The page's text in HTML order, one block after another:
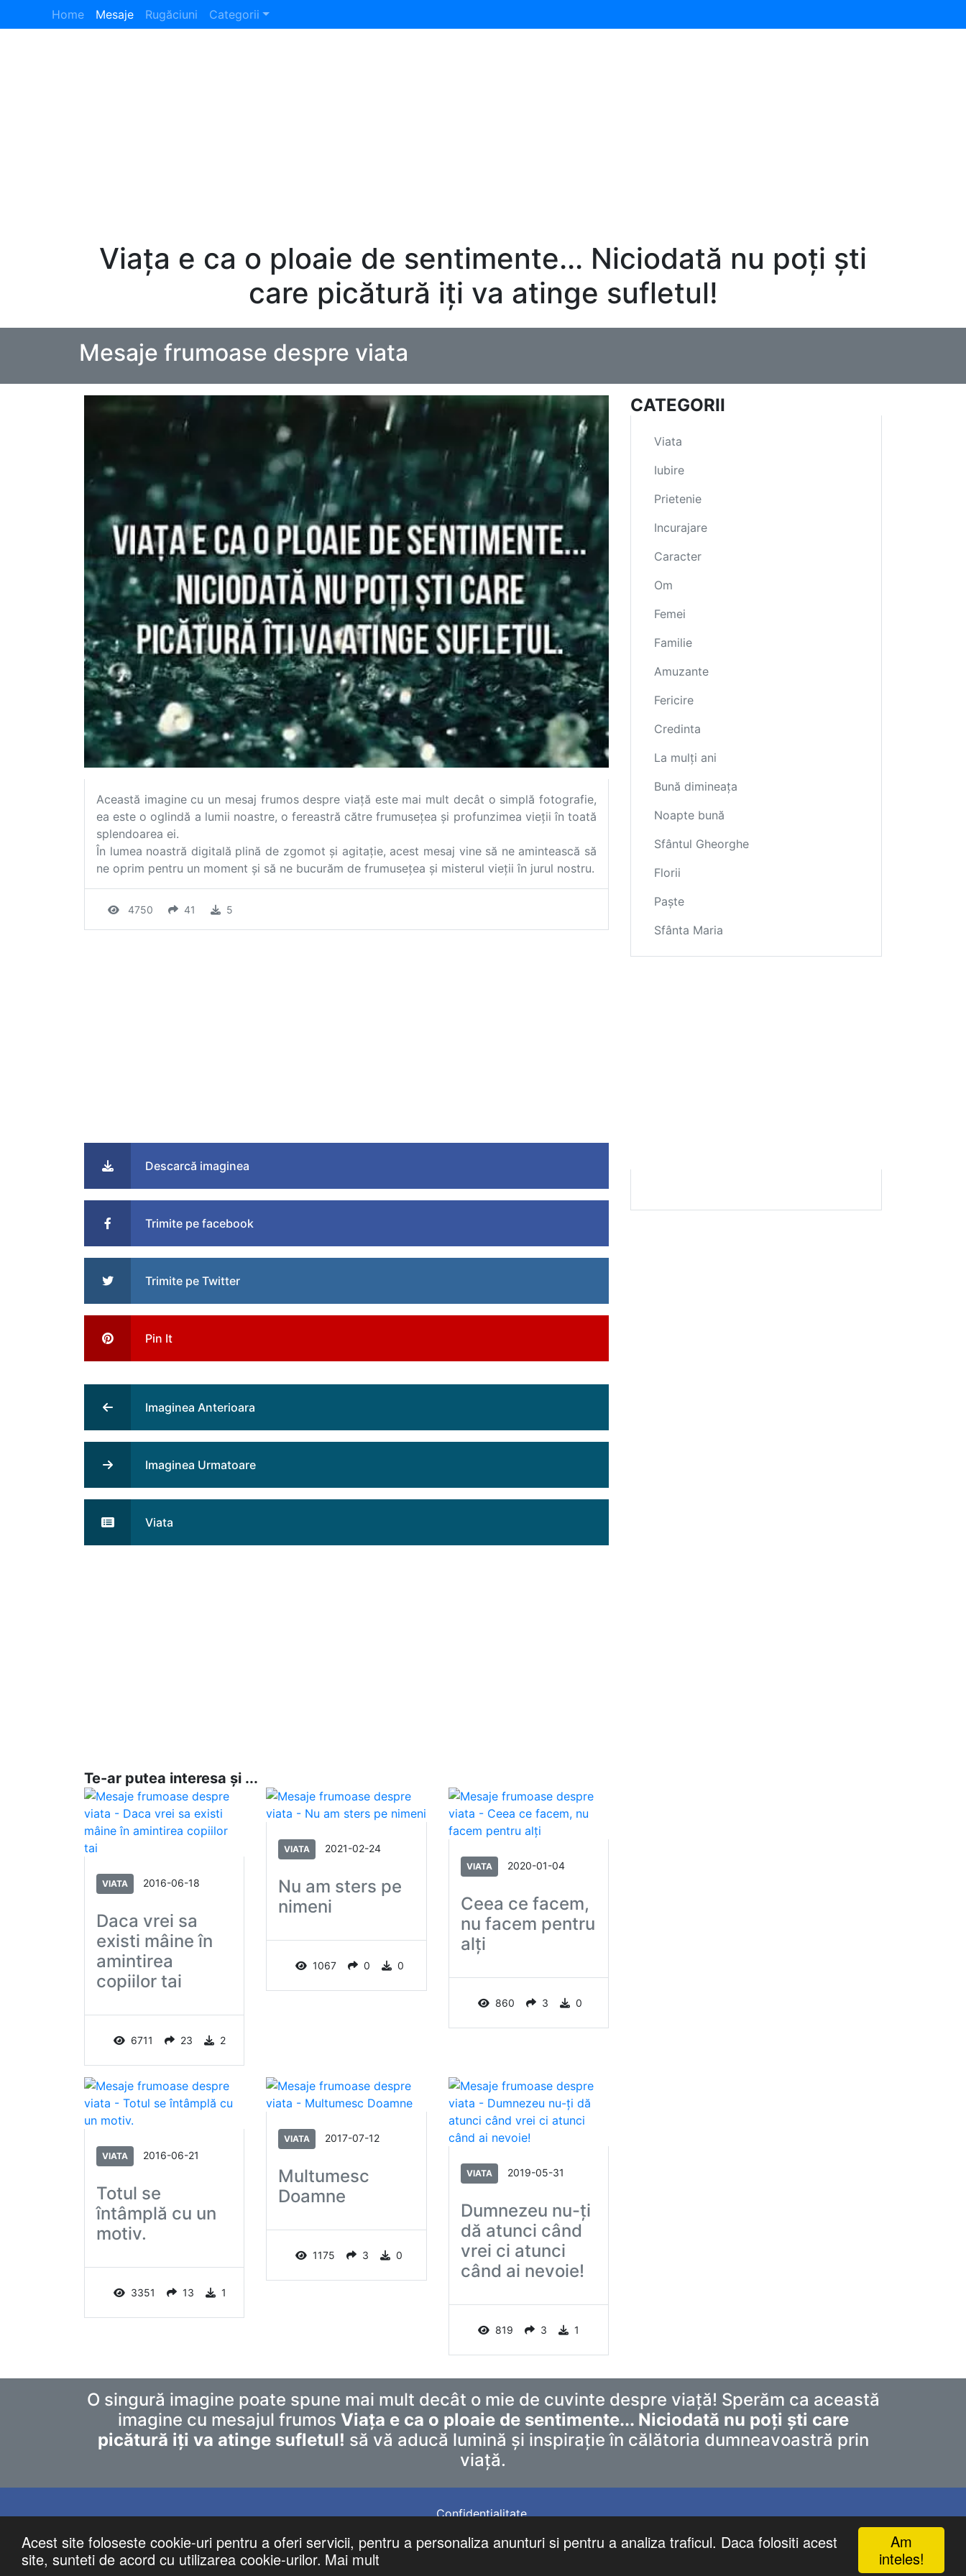
Am
inteles!
Acest site foloseste cookie-uri pentru a oferi servicii, pentru a personaliza anunturi si pentru a analiza traficul. Daca folositi acest
site, sunteti de acord cu utilizarea cookie-urilor. Mai mult
Home Mesaje Rugăciuni Categorii
Viața e ca o ploaie de sentimente... Niciodată nu poți ști
care picătură iți va atinge sufletul!
Mesaje frumoase despre viata
Această imagine cu un mesaj frumos despre viață este mai mult decât o simplă fotografie,
ea este o oglindă a lumii noastre, o fereastră către frumusețea și profunzimea vieții în toată
splendoarea ei.
În lumea noastră digitală plină de zgomot și agitație, acest mesaj vine să ne amintească să
ne oprim pentru un moment și să ne bucurăm de frumusețea și misterul vieții în jurul nostru.
4750 41 5
Descarcă imaginea
Trimite pe facebook
Trimite pe Twitter
Pin It
Imaginea Anterioara
Imaginea Urmatoare
Viata
Te-ar putea interesa și ...
VIATA 2016-06-18
Daca vrei sa
existi mâine în
amintirea
copiilor tai
6711 23 2
VIATA 2021-02-24
Nu am sters pe
nimeni
1067 0 0
VIATA 2020-01-04
Ceea ce facem,
nu facem pentru
alţi
860 3 0
VIATA 2016-06-21
Totul se
întâmplă cu un
motiv.
3351 13 1
VIATA 2017-07-12
Multumesc
Doamne
1175 3 0
VIATA 2019-05-31
Dumnezeu nu-ți
dă atunci când
vrei ci atunci
când ai nevoie!
819 3 1
CATEGORII
Viata
Iubire
Prietenie
Incurajare
Caracter
Om
Femei
Familie
Amuzante
Fericire
Credinta
La mulți ani
Bună dimineața
Noapte bună
Sfântul Gheorghe
Florii
Paște
Sfânta Maria
O singură imagine poate spune mai mult decât o mie de cuvinte despre viață! Sperăm ca această
imagine cu mesajul frumos Viața e ca o ploaie de sentimente... Niciodată nu poți ști care
picătură iți va atinge sufletul! să vă aducă lumină și inspirație în călătoria dumneavoastră prin
viață.
Confidentialitate